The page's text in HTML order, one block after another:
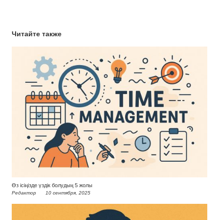
Читайте также
Өз ісіңізде үздік болудың 5 жолы
Редактор 10 сентября, 2025